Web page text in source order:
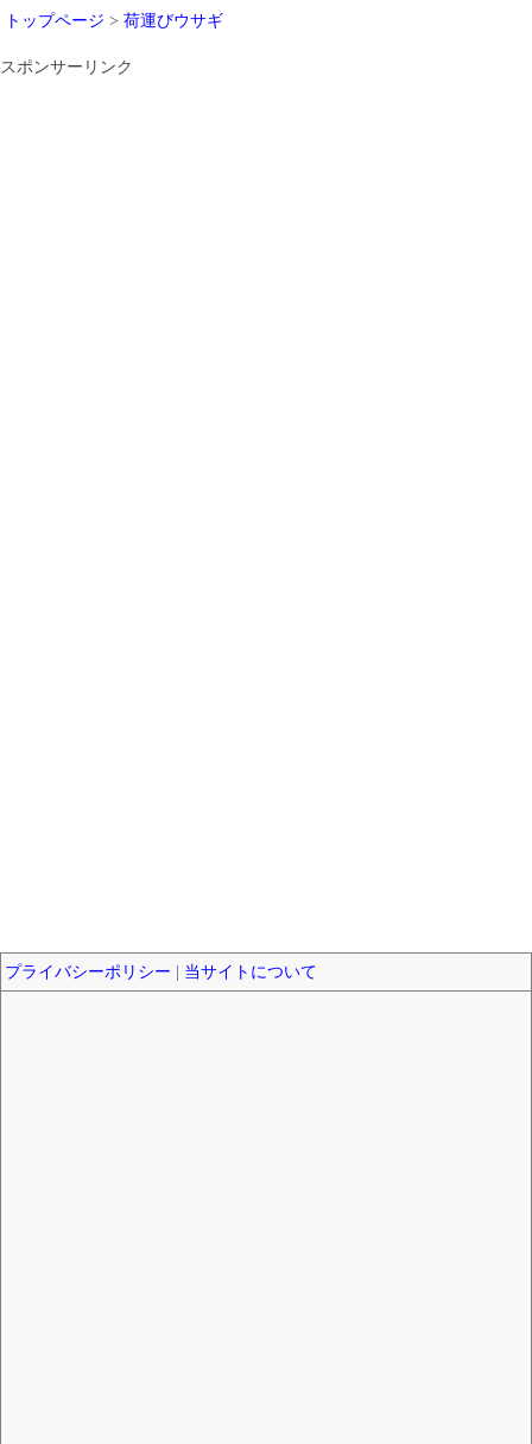
トップページ > 荷運びウサギ
スポンサーリンク
プライバシーポリシー 当サイトについて